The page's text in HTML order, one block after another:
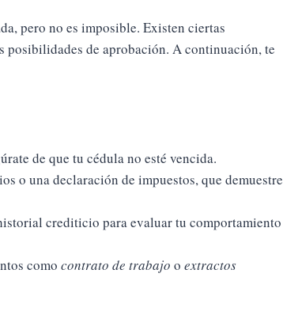
pero no es imposible. Existen ciertas
posibilidades de aprobación. A continuación, te
de que tu cédula no esté vencida.
o una declaración de impuestos, que demuestre
crediticio para evaluar tu comportamiento
como contrato de trabajo o extractos